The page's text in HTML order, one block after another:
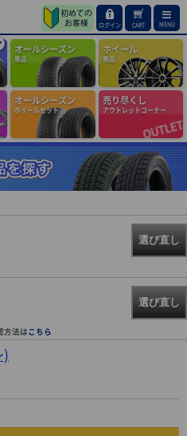
ログイン CART MENU
オールシーズン
単品
ホイール
単品
オールシーズン
ホイールセット
売り尽くし
アウトレットコーナー
選び直し
選び直し
方法はこちら